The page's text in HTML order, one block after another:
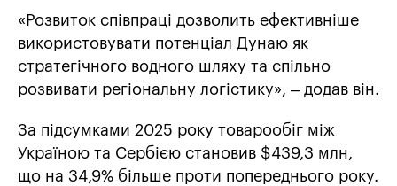
«Розвиток співпраці дозволить ефективніше
використовувати потенціал Дунаю як
стратегічного водного шляху та спільно
розвивати регіональну логістику», – додав він.
За підсумками 2025 року товарообіг між
Україною та Сербією становив $439,3 млн,
що на 34,9% більше проти попереднього року.